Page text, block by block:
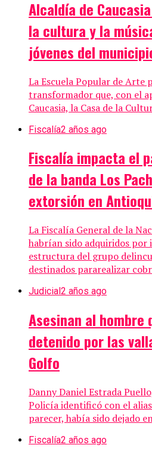
Alcaldía de
la cultura y la
jóvenes del
La Escuela Popular de Arte
transformador que, con el
Caucasia, la Casa de la
Fiscalía2 años ago
Fiscalía impacta el
de la banda Los
extorsión en
La Fiscalía General de la
habrían sido adquiridos por
estructura del grupo
destinados pararealizar
Judicial 2 años ago
Asesinan al hombre
detenido por las
Golfo
Danny Daniel Estrada
Policía identificó con el alias
parecer, había sido dejado
Fiscalía2 años ago